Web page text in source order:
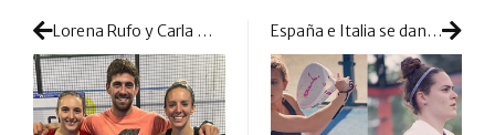
Lorena Rufo y Carla Mesa, pareja muy ofensiva en busca de grandes partidos España e Italia se dan la mano con una nueva dupla: Clascà-Orsi